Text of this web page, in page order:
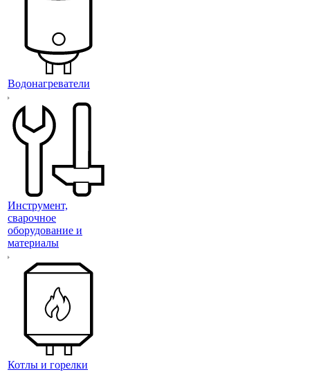
Водонагреватели
Инструмент,
сварочное
оборудование и
материалы
Котлы и горелки